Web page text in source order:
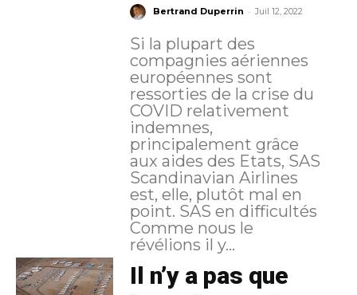
Bertrand Duperrin - Juil 12, 2022
Si la plupart des
compagnies aériennes
européennes sont
ressorties de la crise du
COVID relativement
indemnes,
principalement grâce
aux aides des Etats, SAS
Scandinavian Airlines
est, elle, plutôt mal en
point. SAS en difficultés
Comme nous le
révélions il y...
Il n’y a pas que